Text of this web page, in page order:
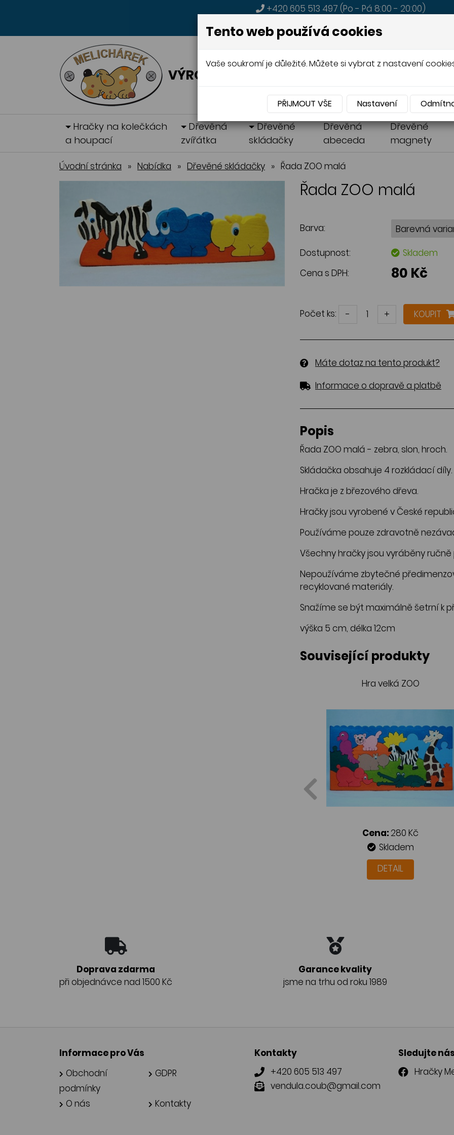
+420 605 513 497 (Po - Pá 8:00 - 20:00)
MENU
VÝROBA A PRODEJ
Hračky na kolečkách
a houpací
Dřevěná
zvířátka
Dřevěné
skládačky
Dřevěná
abeceda
Dřevěné
magnety
Úvodní stránka » Nabídka » Dřevěné skládačky » Řada ZOO malá
Řada ZOO malá
Barva:
Dostupnost:
Skladem
Cena s DPH:
80 Kč
Počet ks: - + KOUPIT
Máte dotaz na tento produkt?
Informace o dopravě a platbě
Popis
Řada ZOO malá - zebra, slon, hroch.
Skládačka obsahuje 4 rozkládací díly.
Hračka je z březového dřeva.
Hračky jsou vyrobené v České
Používáme pouze zdravotně
Všechny hračky jsou vyráběny
Nepoužíváme zbytečné
recyklované materiály.
Snažíme se být maximálně šetrní k
výška 5 cm, délka 12cm
Související produkty
Hra velká ZOO
Cena: 280 Kč
Skladem
DETAIL
Doprava zdarma
při objednávce nad 1500 Kč
Garance kvality
jsme na trhu od roku 1989
Informace pro Vás
Obchodní
podmínky
GDPR
O nás Kontakty
Kontakty
+420 605 513 497
vendula.coub@gmail.com
Sledujte nás
Hračky
Tento web používá cookies
Vaše soukromí je důležité. Můžete si vybrat z nastavení
PŘIJMOUT VŠE Nastavení